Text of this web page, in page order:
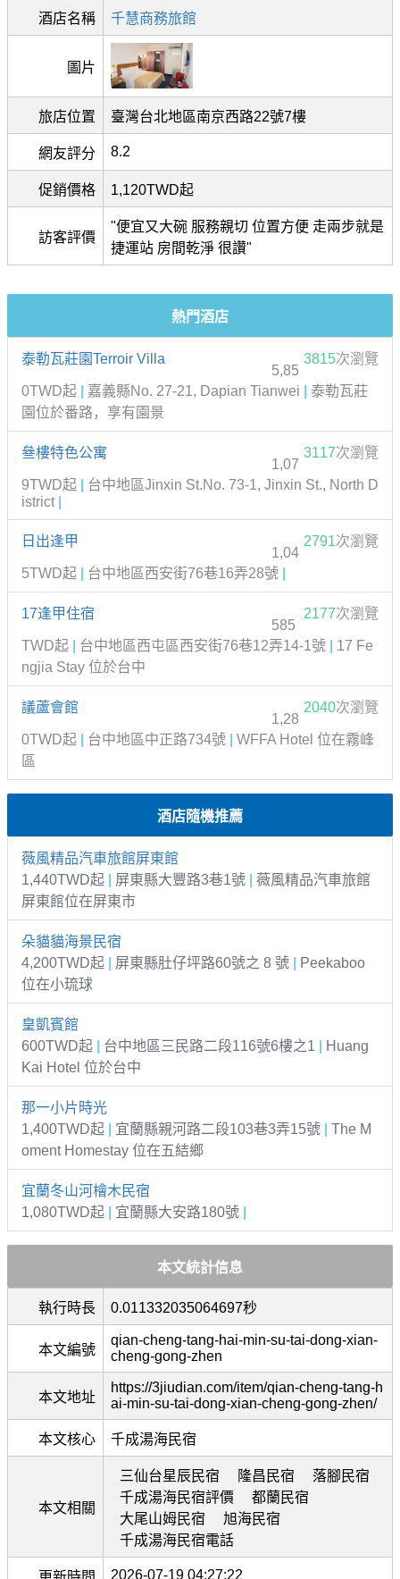
酒店名稱 千慧商務旅館
圖片
旅店位置 臺灣台北地區南京西路22號7樓
網友評分 8.2
促銷價格 1,120TWD起
訪客評價
"便宜又大碗 服務親切 位置方便 走兩步就是
捷運站 房間乾淨 很讚"
熱門酒店
泰勒瓦莊園Terroir Villa 3815次瀏覽
5,85
0TWD起
嘉義縣No. 27-21, Dapian Tianwei
泰勒瓦莊
園位於番路，享有園景
叄樓特色公寓 3117次瀏覽
1,07
9TWD起
台中地區Jinxin St.No. 73-1, Jinxin St., North D
istrict
日出逢甲 2791次瀏覽
1,04
5TWD起
台中地區西安街76巷16弄28號
17逢甲住宿 2177次瀏覽
585
TWD起
台中地區西屯區西安街76巷12弄14-1號
17 Fe
ngjia Stay 位於台中
議蘆會館 2040次瀏覽
1,28
0TWD起
台中地區中正路734號
WFFA Hotel 位在霧峰
區
酒店隨機推薦
薇風精品汽車旅館屏東館
1,440TWD起
屏東縣大豐路3巷1號
薇風精品汽車旅館
屏東館位在屏東市
朵貓貓海景民宿
4,200TWD起
屏東縣肚仔坪路60號之 8 號
Peekaboo
位在小琉球
皇凱賓館
600TWD起
台中地區三民路二段116號6樓之1
Huang
Kai Hotel 位於台中
那一小片時光
1,400TWD起
宜蘭縣親河路二段103巷3弄15號
The M
oment Homestay 位在五結鄉
宜蘭冬山河檜木民宿
1,080TWD起
宜蘭縣大安路180號
本文統計信息
執行時長 0.011332035064697秒
本文編號
qian-cheng-tang-hai-min-su-tai-dong-xian-
cheng-gong-zhen
本文地址
https://3jiudian.com/item/qian-cheng-tang-h
ai-min-su-tai-dong-xian-cheng-gong-zhen/
本文核心 千成湯海民宿
本文相關
三仙台星辰民宿 隆昌民宿
落腳民宿
千成湯海民宿評價
都蘭民宿
大尾山姆民宿
旭海民宿
千成湯海民宿電話
2026-07-19 04:27:22